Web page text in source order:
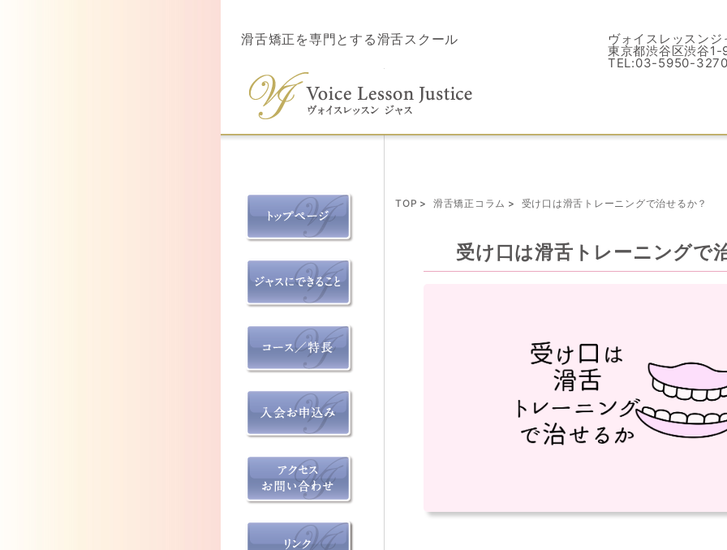
滑舌矯正を専門とする滑舌スクール ヴォイスレッスンジ
東京都渋谷区渋谷
TEL:03-5950-
TOP 滑舌矯正コラム 受け口は滑舌トレーニングで治せるか？
受け口は滑舌トレーニングで